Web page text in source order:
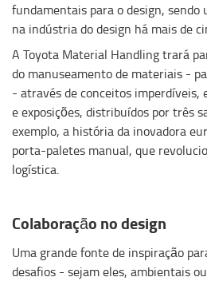
fundamentais para o design,
na indústria do design há mais de
A Toyota Material Handling trará
do manuseamento de materiais -
- através de conceitos imperdíveis,
e exposições, distribuídos por três
exemplo, a história da inovadora
porta-paletes manual, que
logística.
Colaboração no design
Uma grande fonte de inspiração
desafios - sejameles, ambientais